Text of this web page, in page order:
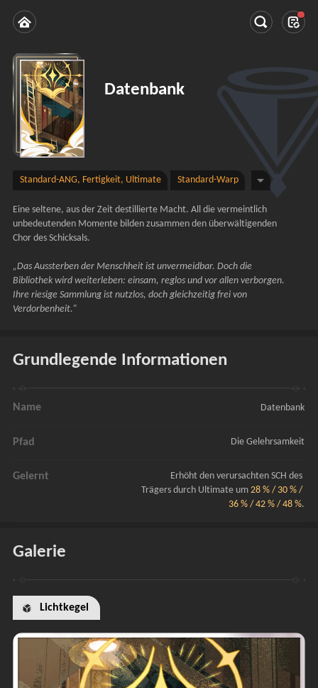
Datenbank
Standard-ANG, Fertigkeit, Ultimate Standard-Warp
Eine seltene, aus der Zeit destillierte Macht. All die vermeintlich
unbedeutenden Momente bilden zusammen den überwältigenden
Chor des Schicksals.
„Das Aussterben der Menschheit ist unvermeidbar. Doch die
Bibliothek wird weiterleben: einsam, reglos und vor allen verborgen.
Ihre riesige Sammlung ist nutzlos, doch gleichzeitig frei von
Verdorbenheit.“
Grundlegende Informationen
Name Datenbank
Pfad Die Gelehrsamkeit
Gelernt
Erhöht den verursachten SCH des
Trägers durch Ultimate um 28 % / 30 % /
36 % / 42 % / 48 %.
Galerie
Lichtkegel